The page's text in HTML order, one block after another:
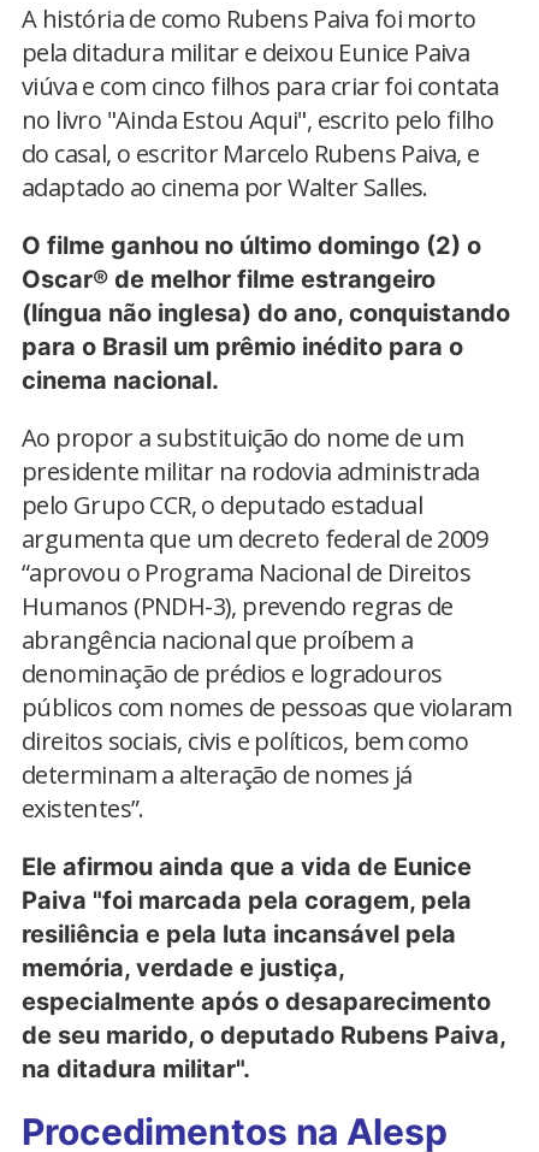
A história de como Rubens Paiva foi morto
pela ditadura militar e deixou Eunice Paiva
viúva e com cinco filhos para criar foi contata
no livro "Ainda Estou Aqui", escrito pelo filho
do casal, o escritor Marcelo Rubens Paiva, e
adaptado ao cinema por Walter Salles.
O filme ganhou no último domingo (2) o
Oscar® de melhor filme estrangeiro
(língua não inglesa) do ano, conquistando
para o Brasil um prêmio inédito para o
cinema nacional.
Ao propor a substituição do nome de um
presidente militar na rodovia administrada
pelo Grupo CCR, o deputado estadual
argumenta que um decreto federal de 2009
“aprovou o Programa Nacional de Direitos
Humanos (PNDH-3), prevendo regras de
abrangência nacional que proíbem a
denominação de prédios e logradouros
públicos com nomes de pessoas que violaram
direitos sociais, civis e políticos, bem como
determinam a alteração de nomes já
existentes”.
Ele afirmou ainda que a vida de Eunice
Paiva "foi marcada pela coragem, pela
resiliência e pela luta incansável pela
memória, verdade e justiça,
especialmente após o desaparecimento
de seu marido, o deputado Rubens Paiva,
na ditadura militar".
Procedimentos na Alesp